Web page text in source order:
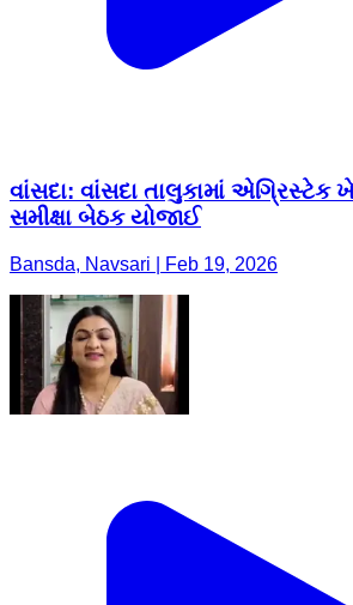
વાંસદા: વાંસદા તાલુકામાં
સમીક્ષા બેઠક યોજાઈ
Bansda, Navsari | Feb 19, 2026